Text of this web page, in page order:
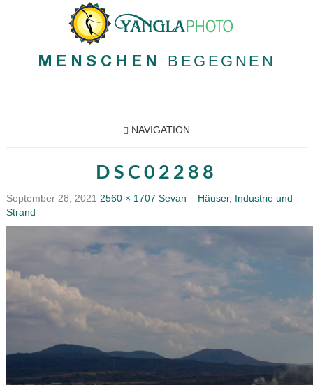
MENSCHEN BEGEGNEN
NAVIGATION
DSC02288
September 28, 2021 2560 × 1707 Sevan – Häuser, Industrie und
Strand